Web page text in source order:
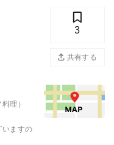
3
共有する
理）
ますの